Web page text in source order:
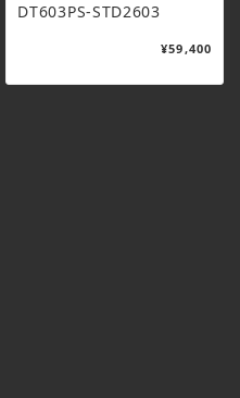
DT603PS-STD2603
¥59,400